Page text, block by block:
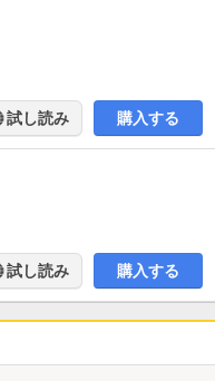
試し読み 購入する
試し読み 購入する